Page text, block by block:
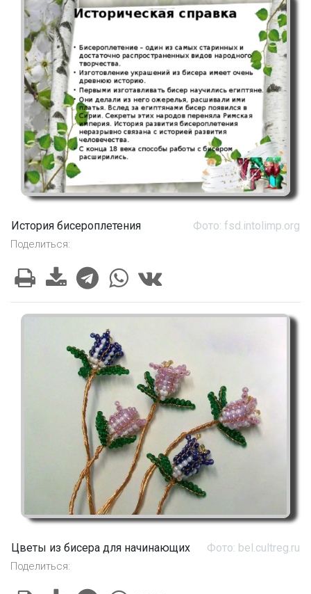
История бисероплетения Фото: fsd.intolimp.org
Поделиться:
Цветы из бисера для начинающих Фото: bel.cultreg.ru
Поделиться: